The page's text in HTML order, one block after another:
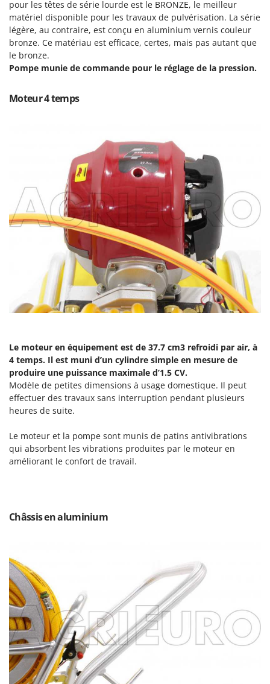
Pulvérisateurs
Pulvérisateurs portés
R
Rafraîchisseurs d'air par évaporation
Rampes de chargement en aluminium
Râpes à fromage électriques
Robots nettoyeurs de piscine
Robots Tondeuses
Rogneuses de souches
Rouleaux pour tracteur
S
Scies à os
Scies à Ruban
Scies alternatives à batterie
Scies de jardin télescopiques
Sécateurs électriques à batterie
Sécateurs pneumatiques
Semoirs et Épandeurs d'engrais
Socs pour tracteur
Souffleurs aspirateurs pour Feuilles
Soufreuses - Poudreuses pour tracteur
T
Tondeuses débroussailleuses thermiques
Trancheuses
Trancheuses de sol
Transpalettes
Treuils de débardage
Tronçonneuses
GRIFO
GVS
GYS
H
Helvi
Idromatic
Il-Tec
Imperia
Intex
Italyco
ITM
J JOLLY ITALIA
K
KAAZ
Karcher
Kemper
Keter
L
Landxcape
LAR Casalinghi
Lavor
Linea VZ
Lisam
Lotusgrill
pour les têtes de série lourde est le BRONZE, le meilleur
matériel disponible pour les travaux de pulvérisation. La série
légère, au contraire, est conçu en aluminium vernis couleur
bronze. Ce matériau est efficace, certes, mais pas autant que
le bronze.
Pompe munie de commande pour le réglage de la pression.
Moteur 4 temps
Le moteur en équipement est de 37.7 cm3 refroidi par air, à
4 temps. Il est muni d’un cylindre simple en mesure de
produire une puissance maximale d’1.5 CV.
Modèle de petites dimensions à usage domestique. Il peut
effectuer des travaux sans interruption pendant plusieurs
heures de suite.
Le moteur et la pompe sont munis de patins antivibrations
qui absorbent les vibrations produites par le moteur en
améliorant le confort de travail.
Châssis en aluminium